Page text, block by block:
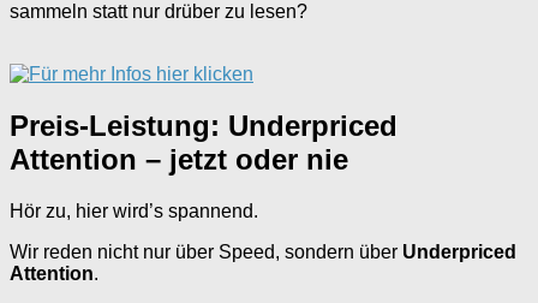
sammeln statt nur drüber zu lesen?
Preis-Leistung: Underpriced
Attention – jetzt oder nie
Hör zu, hier wird’s spannend.
Wir reden nicht nur über Speed, sondern über Underpriced
Attention.